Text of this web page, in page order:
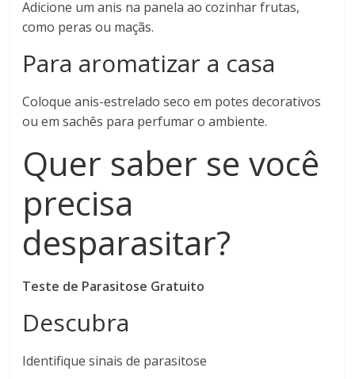
Adicione um anis na panela ao cozinhar frutas,
como peras ou maçãs.
Para aromatizar a casa
Coloque anis-estrelado seco em potes decorativos
ou em sachês para perfumar o ambiente.
Quer saber se você
precisa
desparasitar?
Teste de Parasitose Gratuito
Descubra
Identifique sinais de parasitose